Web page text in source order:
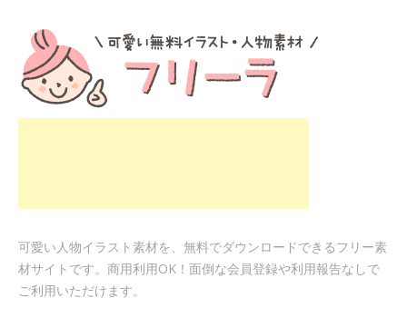
可愛い人物イラスト素材を、無料でダウンロードできるフリー素
材サイトです。商用利用OK！面倒な会員登録や利用報告なしで
ご利用いただけます。